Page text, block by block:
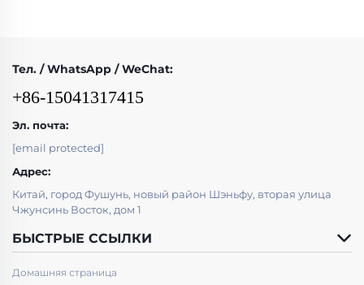
Тел. / WhatsApp / WeChat:
+86-15041317415
Эл. почта:
[email protected]
Адрес:
Китай, город Фушунь, новый район Шэньфу, вторая улица
Чжунсинь Восток, дом 1
БЫСТРЫЕ ССЫЛКИ
Домашняя страница